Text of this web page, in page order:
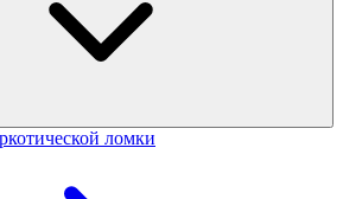
ломки